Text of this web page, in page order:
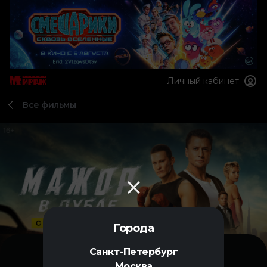
Города
Санкт-Петербург
Личный кабинет
Все фильмы